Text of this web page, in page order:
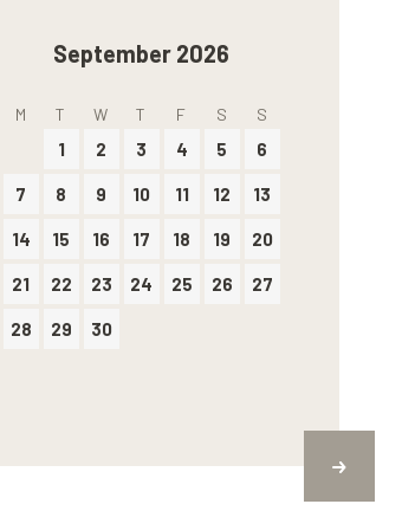
September 2026
M T W T F S S
1 2 3 4 5 6
7 8 9 10 11 12 13
14 15 16 17 18 19 20
21 22 23 24 25 26 27
28 29 30